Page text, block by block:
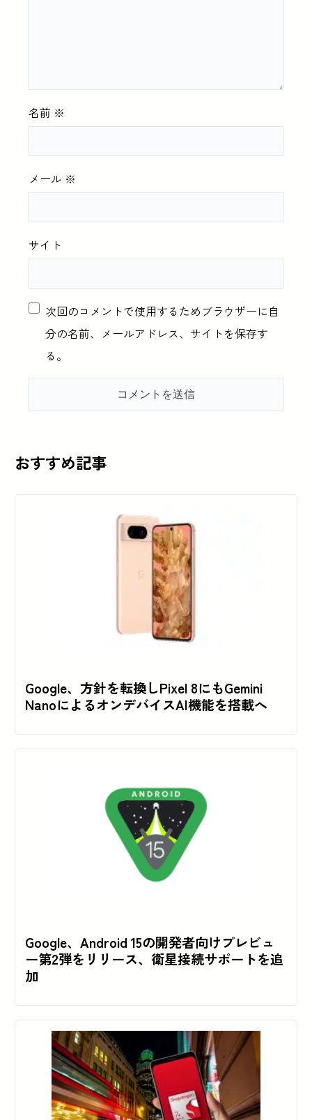
名前 ※
メール ※
サイト
次回のコメントで使用するためブラウザーに自
分の名前、メールアドレス、サイトを保存す
る。
おすすめ記事
Google、方針を転換しPixel 8にもGemini
NanoによるオンデバイスAI機能を搭載へ
Google、Android 15の開発者向けプレビュ
ー第2弾をリリース、衛星接続サポートを追
加